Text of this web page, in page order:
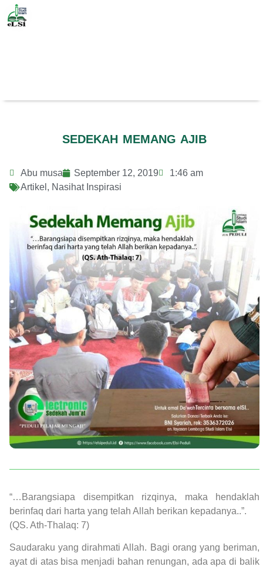
SEDEKAH MEMANG AJIB
Abu musa September 12, 2019
1:46 am
Artikel , Nasihat Inspirasi
“…Barangsiapa disempitkan rizqinya, maka hendaklah
berinfaq dari harta yang telah Allah berikan kepadanya..”.
(QS. Ath-Thalaq: 7)
Saudaraku yang dirahmati Allah. Bagi orang yang beriman,
ayat di atas bisa menjadi bahan renungan, ada apa di balik